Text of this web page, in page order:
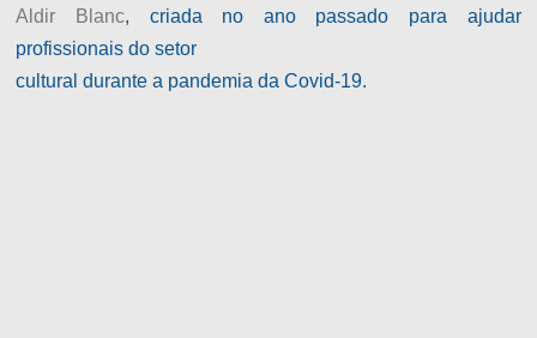
Aldir Blanc, criada no ano passado para ajudar
profissionais do setor
cultural durante a pandemia da Covid-19.